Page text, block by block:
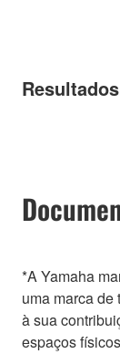
Resultados
*A Yamaha
uma marca
à sua
espaços